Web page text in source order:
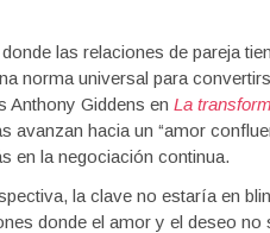
las relaciones de pareja
norma universal para
Anthony Giddens en La
avanzan hacia un “amor
en la negociación continua.
la clave no estaría en
donde el amor y el deseo